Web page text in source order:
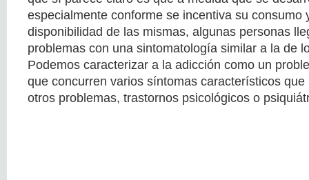
especialmente conforme se incentiva su consumo
disponibilidad de las mismas, algunas personas
problemas con una sintomatología similar a la de
Podemos caracterizar a la adicción como un
que concurren varios síntomas característicos
otros problemas, trastornos psicológicos o